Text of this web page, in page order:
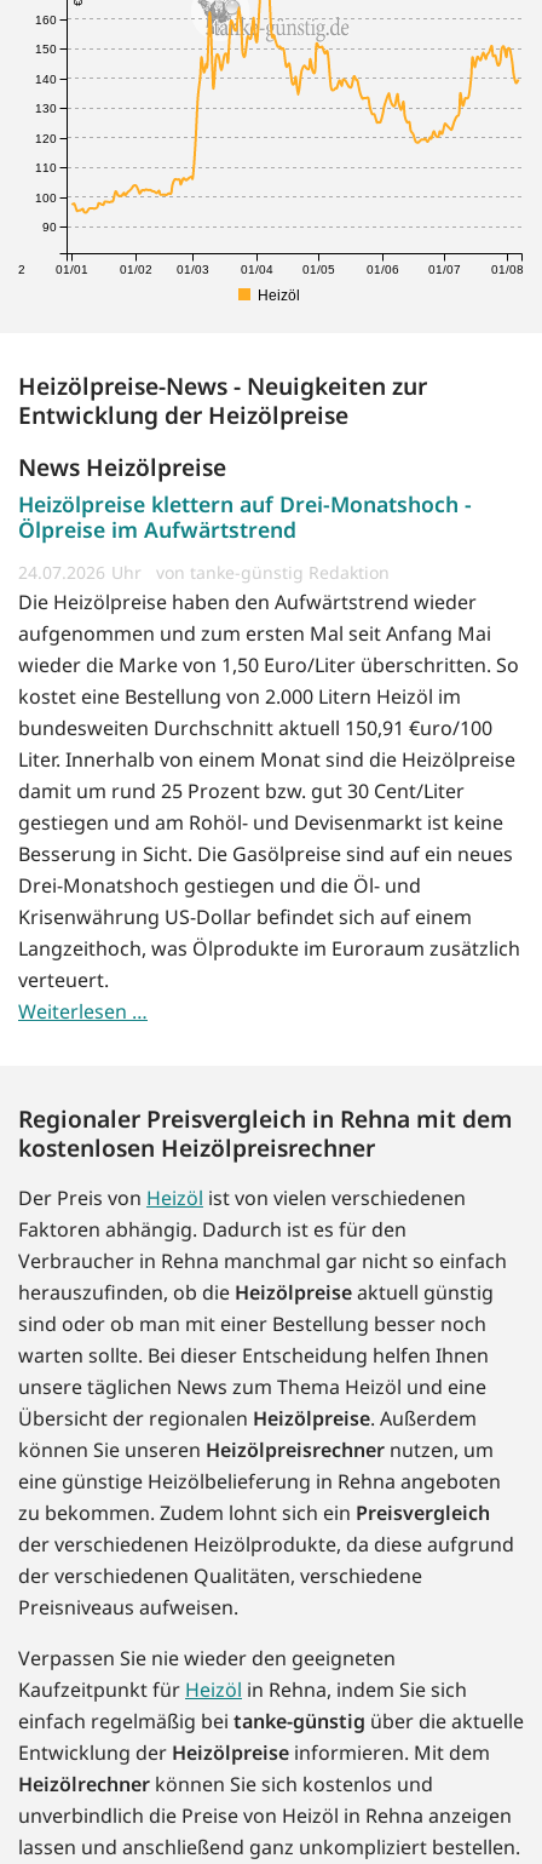
12 01/01 01/02 01/03 01/04 01/05 01/06 01/07 01/08
90
100
110
120
130
140
150
160
Heizöl
Heizölpreise-News - Neuigkeiten zur
Entwicklung der Heizölpreise
News Heizölpreise
Heizölpreise klettern auf Drei-Monatshoch -
Ölpreise im Aufwärtstrend
24.07.2026 von tanke-günstig Redaktion
Die Heizölpreise haben den Aufwärtstrend wieder
aufgenommen und zum ersten Mal seit Anfang Mai
wieder die Marke von 1,50 Euro/Liter überschritten. So
kostet eine Bestellung von 2.000 Litern Heizöl im
bundesweiten Durchschnitt aktuell 150,91 €uro/100
Liter. Innerhalb von einem Monat sind die Heizölpreise
damit um rund 25 Prozent bzw. gut 30 Cent/Liter
gestiegen und am Rohöl- und Devisenmarkt ist keine
Besserung in Sicht. Die Gasölpreise sind auf ein neues
Drei-Monatshoch gestiegen und die Öl- und
Krisenwährung US-Dollar befindet sich auf einem
Langzeithoch, was Ölprodukte im Euroraum zusätzlich
verteuert.
Weiterlesen …
Regionaler Preisvergleich in Rehna mit dem
kostenlosen Heizölpreisrechner
Der Preis von Heizöl ist von vielen verschiedenen
Faktoren abhängig. Dadurch ist es für den
Verbraucher in Rehna manchmal gar nicht so einfach
herauszufinden, ob die Heizölpreiseaktuell günstig
sind oder ob man mit einer Bestellung besser noch
warten sollte. Bei dieser Entscheidung helfen Ihnen
unsere täglichen News zum Thema Heizöl und eine
Übersicht der regionalen Heizölpreise. Außerdem
können Sie unseren Heizölpreisrechner nutzen, um
eine günstige Heizölbelieferung in Rehna angeboten
zu bekommen. Zudem lohnt sich ein Preisvergleich
der verschiedenen Heizölprodukte, da diese aufgrund
der verschiedenen Qualitäten, verschiedene
Preisniveaus aufweisen.
Verpassen Sie nie wieder den geeigneten
Kaufzeitpunkt für Heizöl in Rehna, indem Sie sich
einfach regelmäßig bei tanke-günstig über die aktuelle
Entwicklung der Heizölpreise informieren. Mit dem
Heizölrechner können Sie sich kostenlos und
unverbindlich die Preise von Heizöl in Rehna anzeigen
lassen und anschließend ganz unkompliziert bestellen.